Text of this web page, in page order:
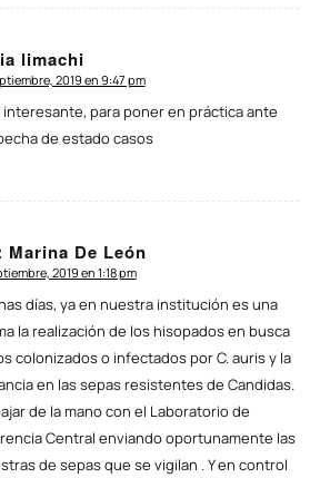
limachi
2019 en 9:47 pm
interesante, para poner en práctica ante
de estado casos
Marina De León
2019 en 1:18 pm
días, ya en nuestra institución es una
la realización de los hisopados en busca
colonizados o infectados por C. auris y la
en las sepas resistentes de Candidas.
de la mano con el Laboratorio de
Central enviando oportunamente las
de sepas que se vigilan . Y en control